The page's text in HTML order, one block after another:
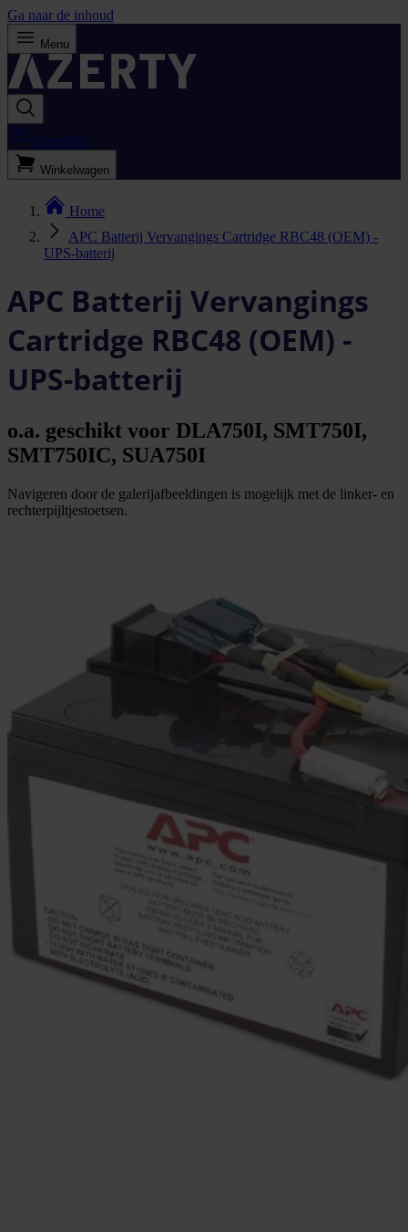
Ga naar de inhoud
Menu
Bestellijst
Winkelwagen
Home
APC Batterij Vervangings Cartridge RBC48 (OEM) -
UPS-batterij
APC Batterij Vervangings
Cartridge RBC48 (OEM) -
UPS-batterij
o.a. geschikt voor DLA750I, SMT750I,
SMT750IC, SUA750I
Navigeren door de galerijafbeeldingen is mogelijk met de linker- en
rechterpijltjestoetsen.